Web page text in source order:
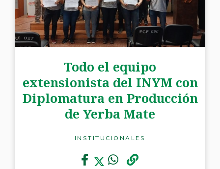
Todo el equipo
extensionista del INYM con
Diplomatura en Producción
de Yerba Mate
INSTITUCIONALES